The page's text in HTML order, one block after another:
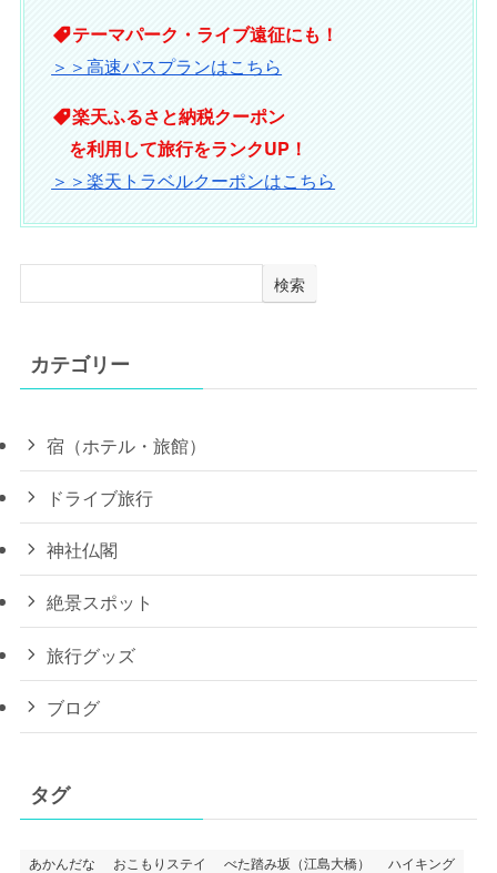
テーマパーク・ライブ遠征にも！
＞＞高速バスプランはこちら
楽天ふるさと納税クーポン
を利用して旅行をランクUP！
＞＞楽天トラベルクーポンはこちら
検索
カテゴリー
宿（ホテル・旅館）
ドライブ旅行
神社仏閣
絶景スポット
旅行グッズ
ブログ
タグ
あかんだな おこもりステイ べた踏み坂（江島大橋）
ハイキング